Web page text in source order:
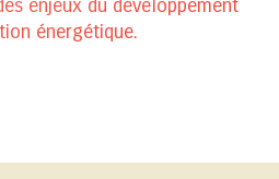
enjeux du développement
énergétique.